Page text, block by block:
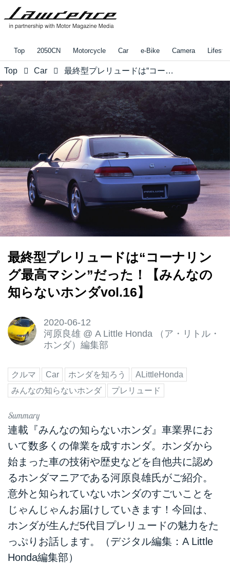
Top 2050CN Motorcycle Car e-Bike Camera
Top Car 最終型プレリュードは“コーナリング最高マシン”だった！【みんなの知らないホンダvol.16】
最終型プレリュードは“コーナリン
グ最高マシン”だった！【みんなの
知らないホンダvol.16】
2020-06-12
河原良雄 @ A Little Honda （ア・リトル・
ホンダ）編集部
クルマ Car ホンダを知ろう
ALittleHonda
みんなの知らないホンダ
プレリュード
連載『みんなの知らないホンダ』車業界にお
いて数多くの偉業を成すホンダ。ホンダから
始まった車の技術や歴史などを自他共に認め
るホンダマニアである河原良雄氏がご紹介。
意外と知られていないホンダのすごいことを
じゃんじゃんお届けしていきます！今回は、
ホンダが生んだ5代目プレリュードの魅力をた
っぷりお話します。（デジタル編集：A Little
Honda編集部）